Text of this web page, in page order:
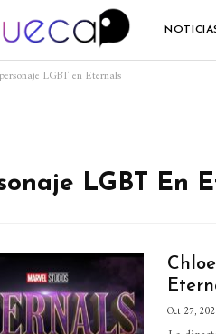
personaje LGBT en Eternals
LGBT En
Oct 27,